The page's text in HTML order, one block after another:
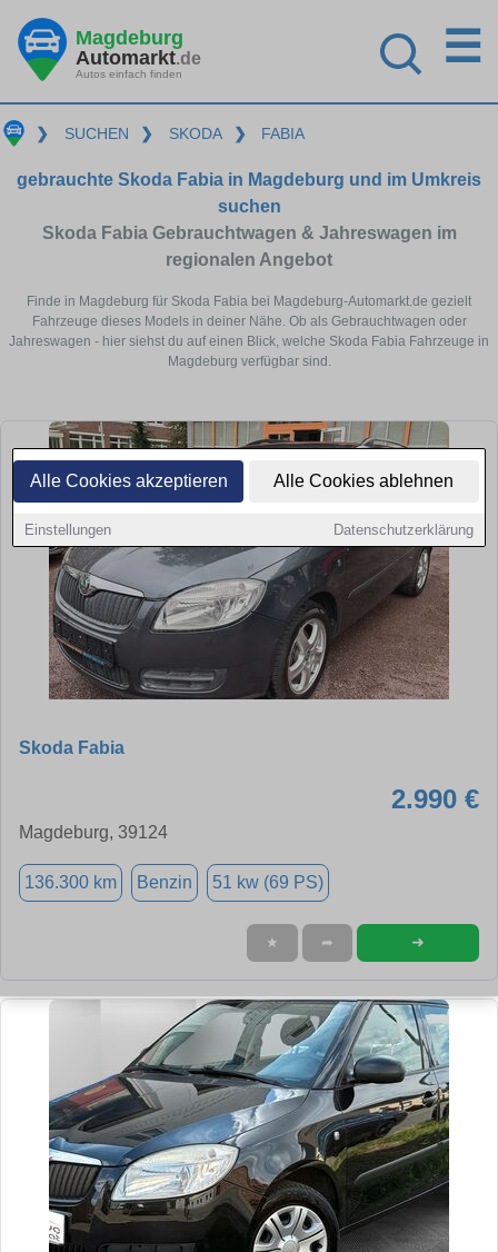
Alle Cookies akzeptieren Alle Cookies ablehnen
Einstellungen Datenschutzerklärung
Magdeburg
Automarkt.de
Autos einfach finden
☰
❯ SUCHEN ❯ SKODA ❯ FABIA
gebrauchte Skoda Fabia in Magdeburg und im Umkreis
suchen
Skoda Fabia Gebrauchtwagen & Jahreswagen im
regionalen Angebot
Finde in Magdeburg für Skoda Fabia bei Magdeburg-Automarkt.de gezielt
Fahrzeuge dieses Models in deiner Nähe. Ob als Gebrauchtwagen oder
Jahreswagen - hier siehst du auf einen Blick, welche Skoda Fabia Fahrzeuge in
Magdeburg verfügbar sind.
Skoda Fabia
2.990 €
Magdeburg, 39124
136.300 km Benzin 51 kw (69 PS)
★ ➦ ➜